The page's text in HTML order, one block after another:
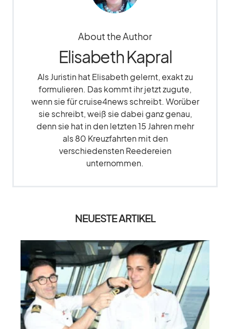
About the Author
Elisabeth Kapral
Als Juristin hat Elisabeth gelernt, exakt zu
formulieren. Das kommt ihr jetzt zugute,
wenn sie für cruise4news schreibt. Worüber
sie schreibt, weiß sie dabei ganz genau,
denn sie hat in den letzten 15 Jahren mehr
als 80 Kreuzfahrten mit den
verschiedensten Reedereien
unternommen.
NEUESTE ARTIKEL